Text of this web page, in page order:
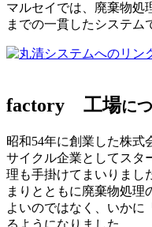
マルセイでは、廃棄物処
までの一貫したシステム
factory 工場に
昭和54年に創業した株式
サイクル企業としてスタ
理も手掛けてまいりまし
まりとともに廃棄物処理
よいのではなく、いかに
るようになりました。